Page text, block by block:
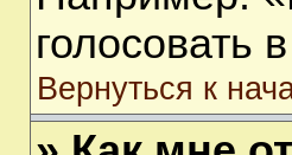
голосовать
Вернуться к